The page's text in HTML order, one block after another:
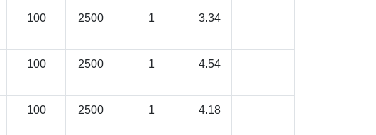
100 2500 1 3.34
100 2500 1 4.54
100 2500 1 4.18